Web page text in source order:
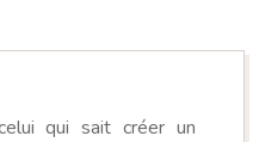
qui sait créer un